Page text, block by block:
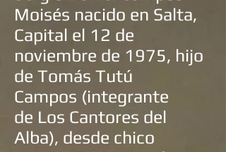
Moisés nacido en Salta,
Capital el 12 de
noviembre de 1975, hijo
de Tomás Tutú
Campos (integrante
de Los Cantores del
Alba), desde chico